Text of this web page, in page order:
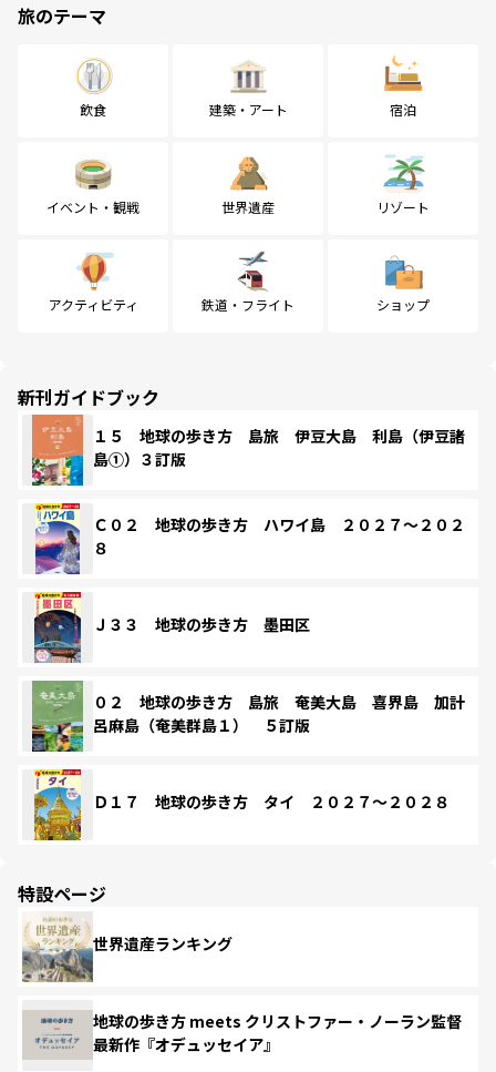
旅のテーマ
飲食 建築・アート 宿泊
イベント・観戦 世界遺産 リゾート
アクティビティ 鉄道・フライト ショップ
新刊ガイドブック
１５ 地球の歩き方 島旅 伊豆大島 利島（伊豆諸
島①）３訂版
Ｃ０２ 地球の歩き方 ハワイ島 ２０２７～２０２
８
Ｊ３３ 地球の歩き方 墨田区
０２ 地球の歩き方 島旅 奄美大島 喜界島 加計
呂麻島（奄美群島１） ５訂版
Ｄ１７ 地球の歩き方 タイ ２０２７～２０２８
特設ページ
世界遺産ランキング
地球の歩き方 meets クリストファー・ノーラン監督
最新作『オデュッセイア』